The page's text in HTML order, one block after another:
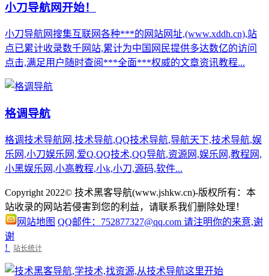
小刀导航网开始！
小刀导航网搜集互联网各种***的网站网址,(www.xddh.cn),站
点已累计收录数千网站,累计为中国网民提供多达数亿的访问
点击,满足用户随时查阅***全面***权威的文章资讯教程...
格调导航
格调技术导航网,技术导航,QQ技术导航,导航天下,技术导航,娱
乐网,小刀娱乐网,爱Q,QQ技术,QQ导航,资源网,娱乐网,教程网,
小黑娱乐网,小高教程,小k,小刀,源码,软件...
Copyright 2022© 技术黑客导航(www.jshkw.cn)-版权所有：本
站收录的网站若侵害到您的利益，请联系我们删除处理！
网站地图 QQ邮件：752877327@qq.com 请注明你的来意,谢
谢
!
站长统计